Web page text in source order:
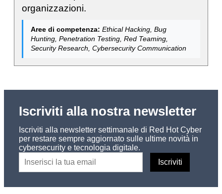
organizzazioni.
Aree di competenza: Ethical Hacking, Bug
Hunting, Penetration Testing, Red Teaming,
Security Research, Cybersecurity Communication
Iscriviti alla nostra newsletter
Iscriviti alla newsletter settimanale di Red Hot Cyber
per restare sempre aggiornato sulle ultime novità in
cybersecurity e tecnologia digitale.